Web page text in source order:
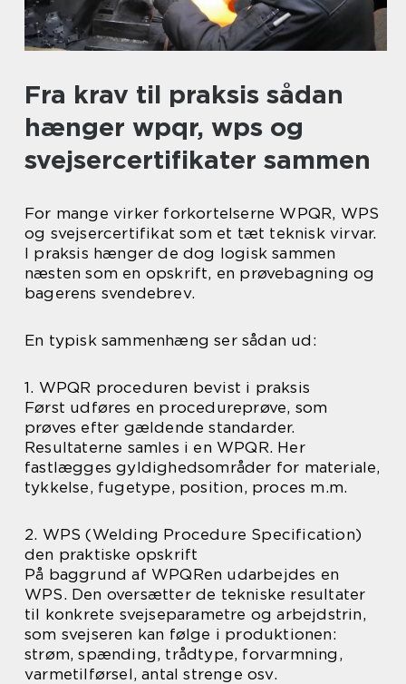
Fra krav til praksis sådan
hænger wpqr, wps og
svejsercertifikater sammen
For mange virker forkortelserne WPQR, WPS
og svejsercertifikat som et tæt teknisk virvar.
I praksis hænger de dog logisk sammen
næsten som en opskrift, en prøvebagning og
bagerens svendebrev.
En typisk sammenhæng ser sådan ud:
1. WPQR proceduren bevist i praksis
Først udføres en procedureprøve, som
prøves efter gældende standarder.
Resultaterne samles i en WPQR. Her
fastlægges gyldighedsområder for materiale,
tykkelse, fugetype, position, proces m.m.
2. WPS (Welding Procedure Specification)
den praktiske opskrift
På baggrund af WPQRen udarbejdes en
WPS. Den oversætter de tekniske resultater
til konkrete svejseparametre og arbejdstrin,
som svejseren kan følge i produktionen:
strøm, spænding, trådtype, forvarmning,
varmetilførsel, antal strenge osv.